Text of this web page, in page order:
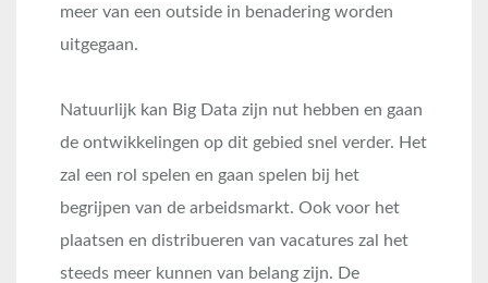
meer van een outside in benadering worden
uitgegaan.
Natuurlijk kan Big Data zijn nut hebben en gaan
de ontwikkelingen op dit gebied snel verder. Het
zal een rol spelen en gaan spelen bij het
begrijpen van de arbeidsmarkt. Ook voor het
plaatsen en distribueren van vacatures zal het
steeds meer kunnen van belang zijn. De